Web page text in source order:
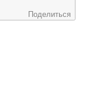
Поделиться